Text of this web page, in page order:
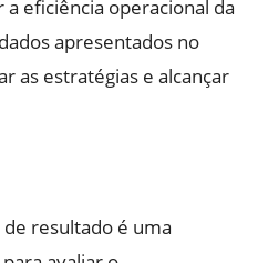
eficiência operacional da
apresentados no
as estratégias e alcançar
resultado é uma